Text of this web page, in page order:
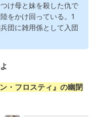
け母と妹を殺した仇で
をかけ回っている。1
団に雑用係として入団
・フロスティ』の幽閉